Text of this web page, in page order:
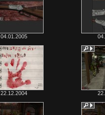
04.01.2005
22.12.2004